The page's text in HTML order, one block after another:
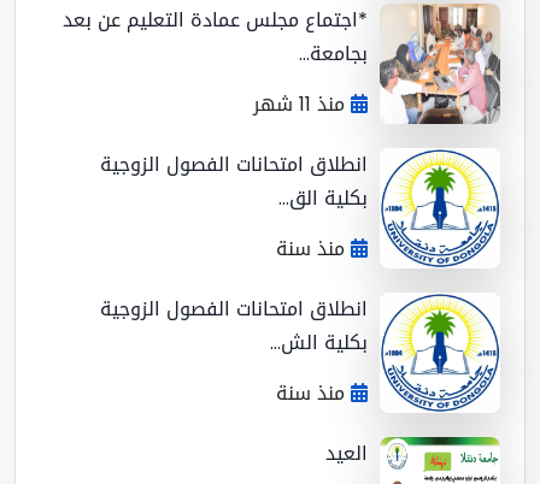
*اجتماع مجلس عمادة التعليم عن بعد
بجامعة...
منذ 11 شهر
انطلاق امتحانات الفصول الزوجية
بكلية الق...
منذ سنة
انطلاق امتحانات الفصول الزوجية
بكلية الش...
منذ سنة
العيد